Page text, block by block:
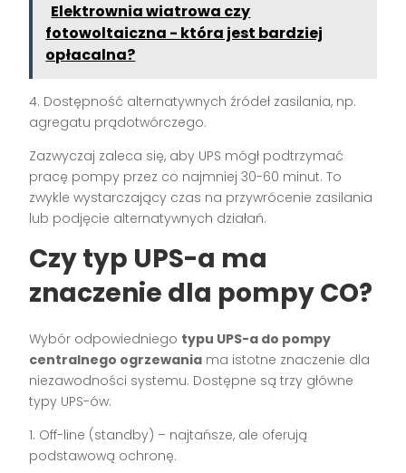
Elektrownia wiatrowa czy
fotowoltaiczna - która jest bardziej
opłacalna?
4. Dostępność alternatywnych źródeł zasilania, np.
agregatu prądotwórczego.
Zazwyczaj zaleca się, aby UPS mógł podtrzymać
pracę pompy przez co najmniej 30-60 minut. To
zwykle wystarczający czas na przywrócenie zasilania
lub podjęcie alternatywnych działań.
Czy typ UPS-a ma
znaczenie dla pompy CO?
Wybór odpowiedniego typu UPS-a do pompy
centralnego ogrzewania ma istotne znaczenie dla
niezawodności systemu. Dostępne są trzy główne
typy UPS-ów:
1. Off-line (standby) – najtańsze, ale oferują
podstawową ochronę.